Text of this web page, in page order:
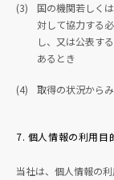
(3)
国の機関若しく
対して協力する
し、又は公表す
あるとき
(4) 取得の状況から
7. 個人情報の利用目
当社は、個人情報の